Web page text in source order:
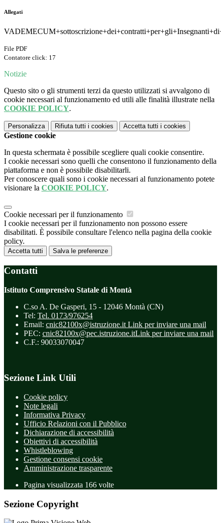
Allegati
File PDF
Contatore click: 17
Notizie
Questo sito o gli strumenti terzi da questo utilizzati si avvalgono di
cookie necessari al funzionamento ed utili alle finalità illustrate nella
COOKIE POLICY.
Personalizza Rifiuta tutti i cookies Accetta tutti i cookies
Gestione cookie
In questa schermata è possibile scegliere quali cookie consentire.
I cookie necessari sono quelli che consentono il funzionamento della
piattaforma e non è possibile disabilitarli.
Per conoscere quali sono i cookie necessari al funzionamento potete
visionare la COOKIE POLICY.
Cookie necessari per il funzionamento
I cookie necessari per il funzionamento non possono essere
disabilitati. È possibile consultare l'elenco nella pagina della cookie
policy.
Accetta tutti Salva le preferenze
Contatti
Istituto Comprensivo Statale di Montà
C.so A. De Gasperi, 15 - 12046 Montà (CN)
Tel: Tel. 0173/976254
Email: cnic82100x@istruzione.it Link per inviare una mail
PEC: cnic82100x@pec.istruzione.itLink per inviare una mail
C.F.: 90033070047
Sezione Link Utili
Cookie policy
Note legali
Informativa Privacy
Ufficio Relazioni con il Pubblico
Dichiarazione di accessibilità
Obiettivi di accessibilità
Whistleblowing
Gestione consensi cookie
Amministrazione trasparente
Pagina visualizzata 166 volte
Sezione Copyright